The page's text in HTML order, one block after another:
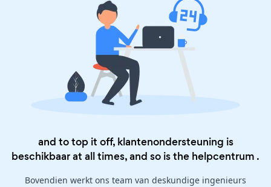
and to top it off, klantenondersteuning is
beschikbaar at all times, and so is the helpcentrum .
Bovendien werkt ons team van deskundige ingenieurs